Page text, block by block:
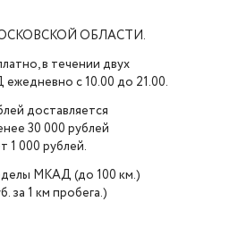
ОБЛАСТИ.
в течении двух
с 10.00 до 21.00.
доставляется
30 000 рублей
1 000 рублей.
МКАД (до 100 км.)
за 1 км пробега.)